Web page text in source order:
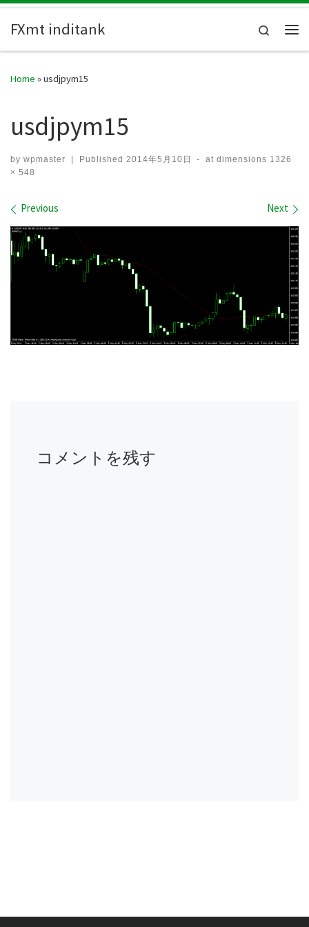
FXmt inditank
Search
Home »usdjpym15
usdjpym15
by wpmaster | Published 2014年5月10日 - at dimensions 1326
× 548
Images navigation
Previous Next
コメントを残す